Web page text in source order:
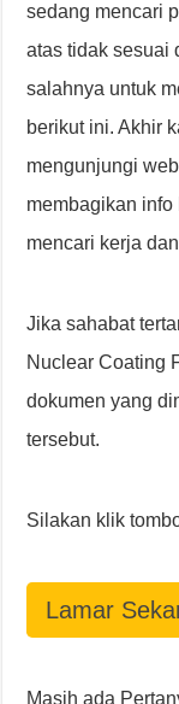
sedang mencari
atas tidak sesuai
salahnya untuk
berikut ini. Akhir
mengunjungi
membagikan
mencari kerja
Jika sahabat
Nuclear Coating
dokumen yang
tersebut.
Silakan klik
Lamar
Masih ada